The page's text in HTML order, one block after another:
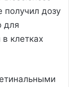
получил дозу
для
клетках